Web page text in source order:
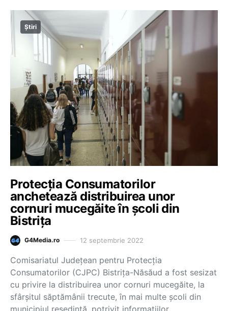
Știri
Protecția Consumatorilor
anchetează distribuirea unor
cornuri mucegăite în școli din
Bistrița
G4Media.ro 12 septembrie 2022
Comisariatul Judeţean pentru Protecţia
Consumatorilor (CJPC) Bistriţa-Năsăud a fost sesizat
cu privire la distribuirea unor cornuri mucegăite, la
sfârşitul săptămânii trecute, în mai multe şcoli din
municipiul reşedinţă, potrivit informaţiilor…